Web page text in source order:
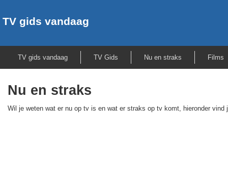
TV gids vandaag
TV gids vandaag TV Gids Nu en straks Films
Nu en straks
Wil je weten wat er nu op tv is en wat er straks op tv komt, hieronder